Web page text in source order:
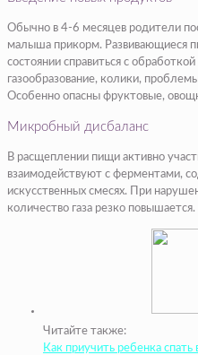
Обычно в 4-6 месяцев родители
малыша прикорм. Развивающиеся
состоянии справиться с
газообразование, колики,
Особенно опасны фруктовые,
Микробный дисбаланс
В расщеплении пищи активно
взаимодействуют с ферментами,
искусственных смесях. При
количество газа резко повышается.
Читайте также:
Как приучить ребенка спать